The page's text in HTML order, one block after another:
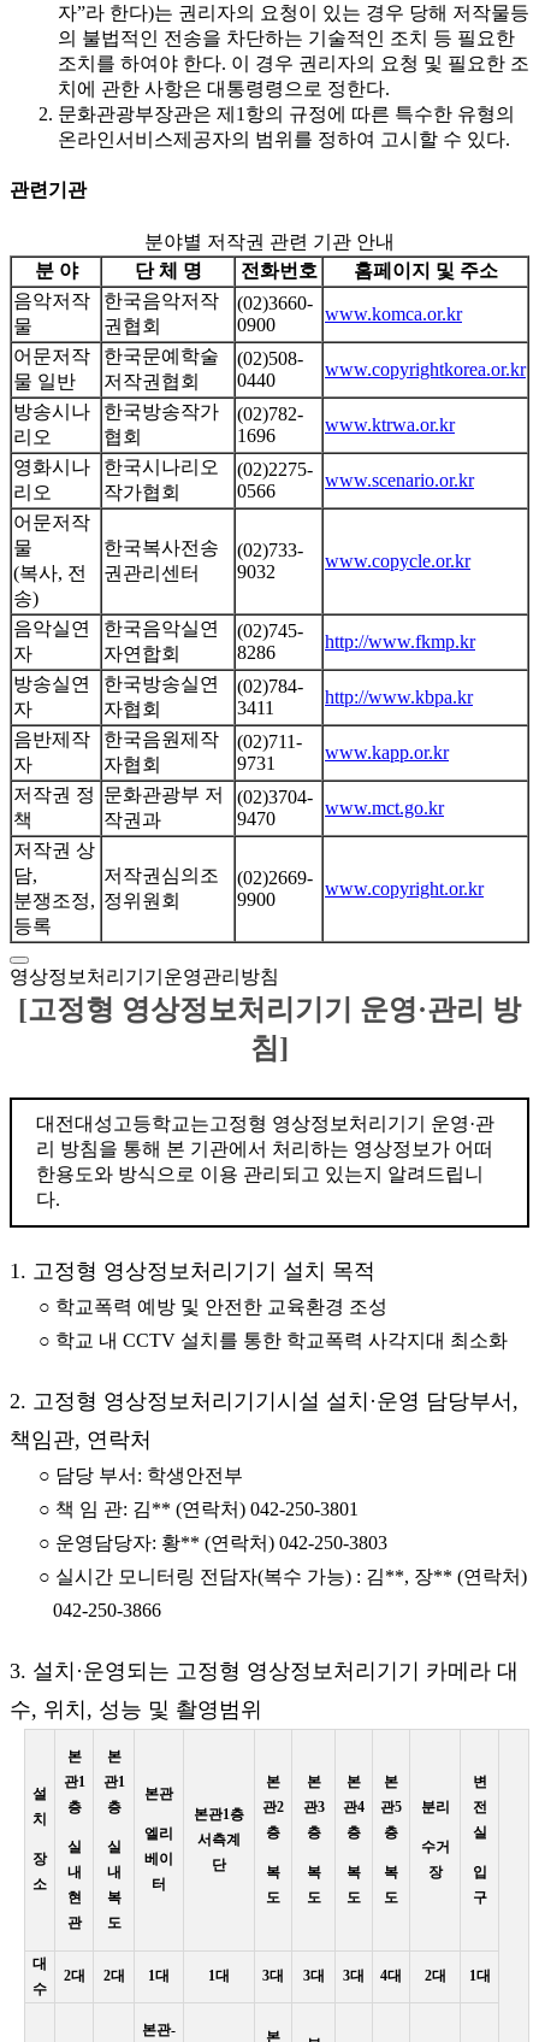
자”라 한다)는 권리자의 요청이 있는 경우 당해 저작물등
의 불법적인 전송을 차단하는 기술적인 조치 등 필요한
조치를 하여야 한다. 이 경우 권리자의 요청 및 필요한 조
치에 관한 사항은 대통령령으로 정한다.
문화관광부장관은 제1항의 규정에 따른 특수한 유형의
온라인서비스제공자의 범위를 정하여 고시할 수 있다.
관련기관
분야별 저작권 관련 기관 안내
분 야
단 체 명 전화번호
홈페이지 및 주소
음악저작
물
한국음악저작
권협회
(02)3660-
0900
www.komca.or.kr
어문저작
물 일반
한국문예학술
저작권협회
(02)508-
0440
www.copyrightkorea.or.kr
방송시나
리오
한국방송작가
협회
(02)782-
1696
www.ktrwa.or.kr
영화시나
리오
한국시나리오
작가협회
(02)2275-
0566
www.scenario.or.kr
어문저작
물
(복사, 전
송)
한국복사전송
권관리센터
(02)733-
9032
www.copycle.or.kr
음악실연
자
한국음악실연
자연합회
(02)745-
8286
http://www.fkmp.kr
방송실연
자
한국방송실연
자협회
(02)784-
3411
http://www.kbpa.kr
음반제작
자
한국음원제작
자협회
(02)711-
9731
www.kapp.or.kr
저작권 정
책
문화관광부 저
작권과
(02)3704-
9470
www.mct.go.kr
저작권 상
담,
분쟁조정,
등록
저작권심의조
정위원회
(02)2669-
9900
www.copyright.or.kr
영상정보처리기기운영관리방침
[고정형 영상정보처리기기 운영·관리 방
침]
대전대성고등학교는고정형 영상정보처리기기 운영·관
리 방침을 통해 본 기관에서 처리하는 영상정보가 어떠
한용도와 방식으로 이용 관리되고 있는지 알려드립니
다.
1. 고정형 영상정보처리기기 설치 목적
○ 학교폭력 예방 및 안전한 교육환경 조성
○ 학교 내 CCTV 설치를 통한 학교폭력 사각지대 최소화
2. 고정형 영상정보처리기기시설 설치·운영 담당부서,
책임관, 연락처
○ 담당 부서: 학생안전부
○ 책 임 관: 김** (연락처) 042-250-3801
○ 운영담당자: 황** (연락처) 042-250-3803
○ 실시간 모니터링 전담자(복수 가능) : 김**, 장** (연락처)
042-250-3866
3. 설치·운영되는 고정형 영상정보처리기기 카메라 대
수, 위치, 성능 및 촬영범위
설
치
장
소
본
관1
층
실
내
현
관
본
관1
층
실
내
복
도
본관
엘리
베이
터
본관1층
서측계
단
본
관2
층
복
도
본
관3
층
복
도
본
관4
층
복
도
본
관5
층
복
도
분리
수거
장
변
전
실
입
구
대
수
2대 2대 1대 1대 3대 3대 3대 4대 2대 1대
본관- 본